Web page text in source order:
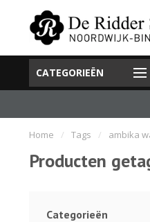
CATEGORIEËN
Gratis verzenden en retour
Home / Tags / ambika
Producten
Categorieën